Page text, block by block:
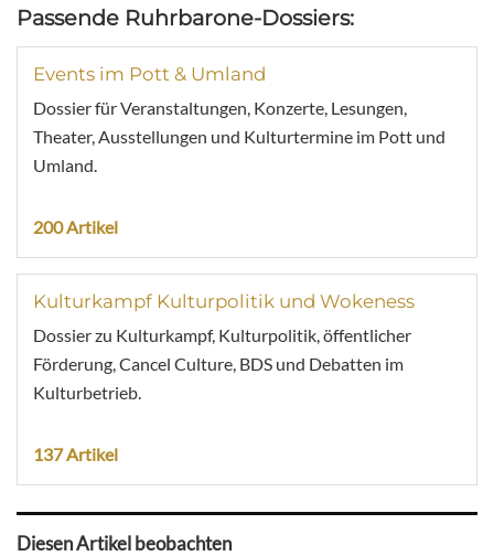
Passende Ruhrbarone-Dossiers:
Events im Pott & Umland
Dossier für Veranstaltungen, Konzerte, Lesungen,
Theater, Ausstellungen und Kulturtermine im Pott und
Umland.
200 Artikel
Kulturkampf Kulturpolitik und Wokeness
Dossier zu Kulturkampf, Kulturpolitik, öffentlicher
Förderung, Cancel Culture, BDS und Debatten im
Kulturbetrieb.
137 Artikel
Diesen Artikel beobachten